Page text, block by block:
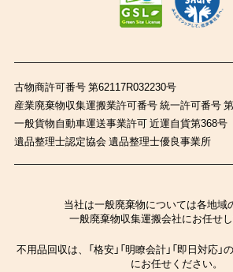
古物商許可番号 第62117R032230号
産業廃棄物収集運搬業許可番号 統一許可番号
一般貨物自動車運送事業許可 近運自貨第368号
遺品整理士認定協会 遺品整理士優良事業所
当社は一般廃棄物については各地域
一般廃棄物収集運搬会社にお任せ
不用品回収は、「格安」「明瞭会計」「即日対応
にお任せください。